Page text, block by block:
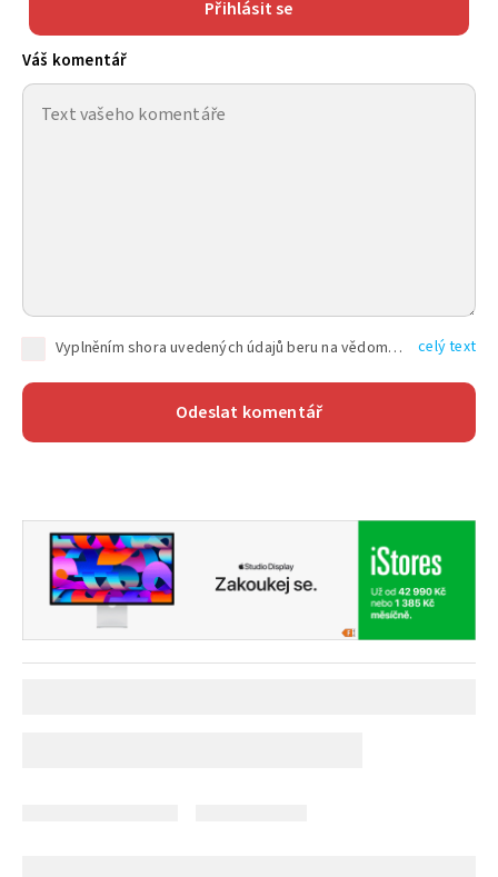
Přihlásit se
Váš komentář
Vyplněním shora uvedených údajů beru na vědomí, že společnost TEXT FACTORY s.r.o., sídlem Brno, Durďákova 336/29, Černá Pole, PSČ: 613 00, IČ: 06157831, zapsané u Krajského soudu v Brně, oddíl C, vložka 100399, bude zpracovávat mé osobní údaje uvedené v rámci mnou vyplněného registračního formuláře na základě oprávněných zájmů TEXT FACTORY s.r.o. dle čl. 6 odst. 1 písm. f) GDPR a pro splnění právních povinností (čl. 6 odst. 1 písm. c) GDPR), a to pro tyto účely: nezbytnost zajistit oprávnění návštěvníka webových stránek provozovaných společností TEXT FACTORY s.r.o. přispívat aktivně ke zveřejněným článkům nebo v rámci diskusních fór a výkon práv TEXT FACTORY s.r.o. jako administrátora těchto diskusních fór. Více informací o zpracování osobních údajů a právech lze nalézt v celý text